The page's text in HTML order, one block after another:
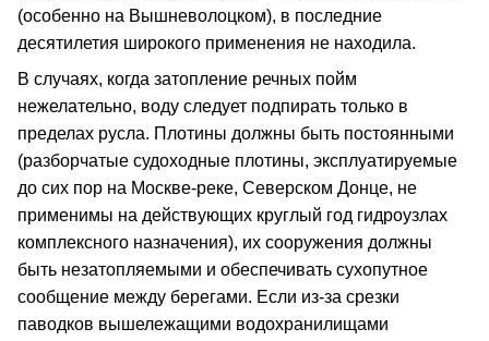
(особенно на Вышневолоцком), в последние
десятилетия широкого применения не находила.
В случаях, когда затопление речных пойм
нежелательно, воду следует подпирать только в
пределах русла. Плотины должны быть постоянными
(разборчатые судоходные плотины, эксплуатируемые
до сих пор на Москве-реке, Северском Донце, не
применимы на действующих круглый год гидроузлах
комплексного назначения), их сооружения должны
быть незатопляемыми и обеспечивать сухопутное
сообщение между берегами. Если из-за срезки
паводков вышележащими водохранилищами